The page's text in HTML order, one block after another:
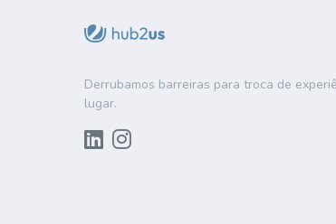
Derrubamos barreiras para troca de
lugar.